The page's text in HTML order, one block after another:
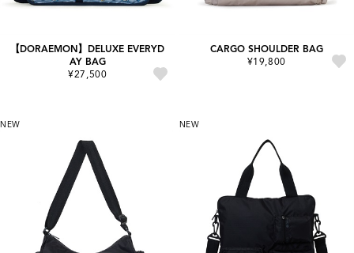
【DORAEMON】DELUXE EVERYD
AY BAG
¥27,500
CARGO SHOULDER BAG
¥19,800
NEW NEW